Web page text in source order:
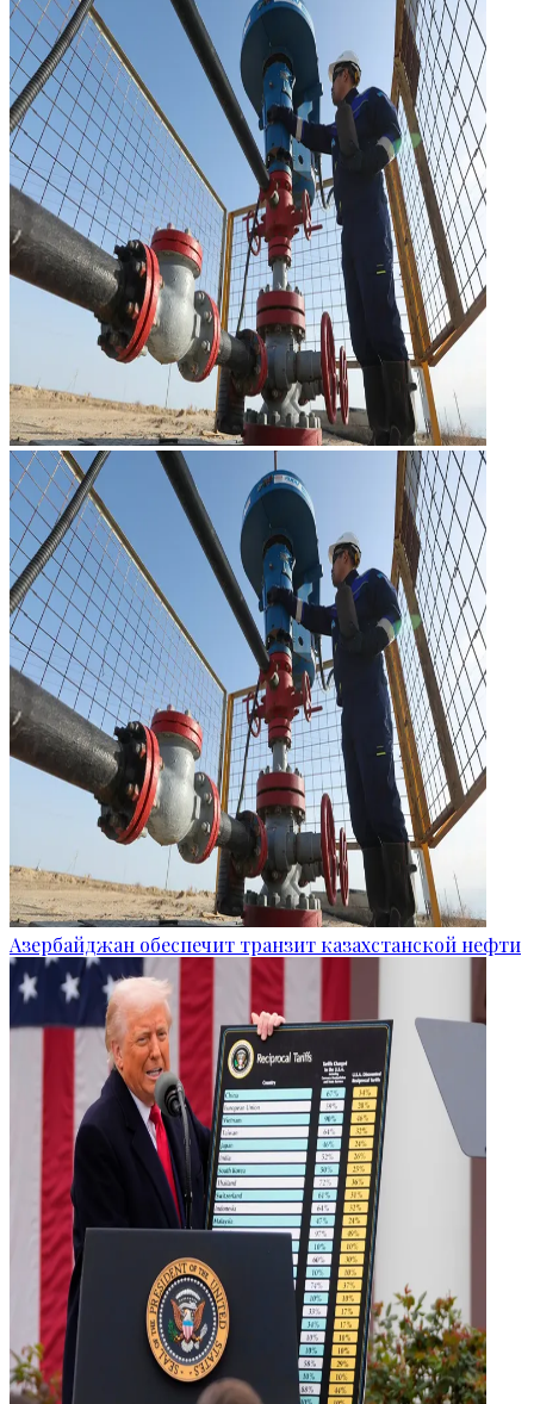
Азербайджан обеспечит транзит казахстанской нефти